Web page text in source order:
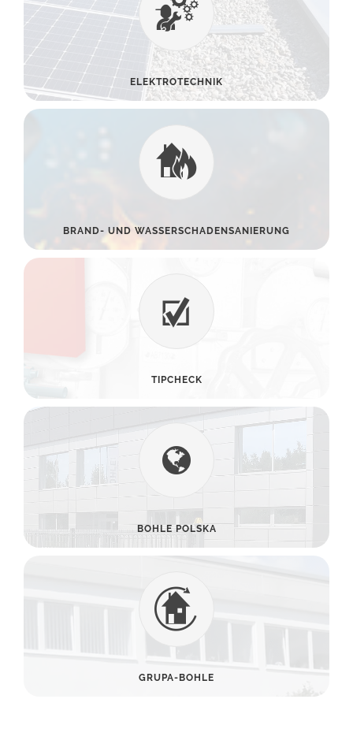
ELEKTROTECHNIK
BRAND- UND WASSERSCHADENSANIERUNG
TIPCHECK
BOHLE POLSKA
GRUPA-BOHLE